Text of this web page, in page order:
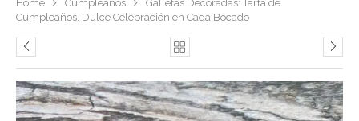
Home Cumpleaños
Galletas Decoradas: Tarta de
Cumpleaños, Dulce Celebración en Cada Bocado